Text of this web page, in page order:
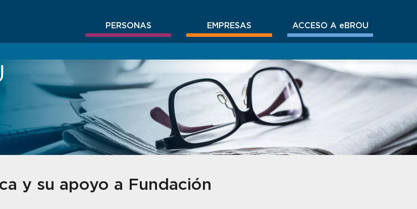
PERSONAS EMPRESAS ACCESO A eBROU
y su apoyo a Fundación